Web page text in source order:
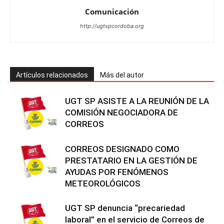
Comunicación
http://ugtspcordoba.org
Artículos relacionados Más del autor
UGT SP ASISTE A LA REUNIÓN DE LA
COMISIÓN NEGOCIADORA DE
CORREOS
CORREOS DESIGNADO COMO
PRESTATARIO EN LA GESTIÓN DE
AYUDAS POR FENÓMENOS
METEOROLÓGICOS
UGT SP denuncia “precariedad
laboral” en el servicio de Correos de